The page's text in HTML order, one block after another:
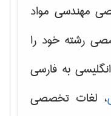
مهندسی مواد
رشته خود را
به فارسی
، لغات تخصصی